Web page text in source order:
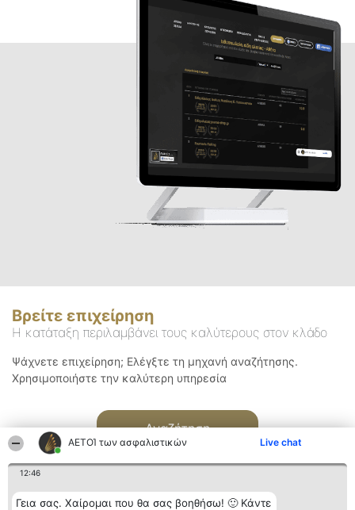
ΑΕΤΟΊ των ασφαλιστικών Live chat
12:46
Γεια σας. Χαίρομαι που θα σας βοηθήσω! 🙂 Κάντε
Βρείτε επιχείρηση
Η κατάταξη περιλαμβάνει τους καλύτερους στον κλάδο
Ψάχνετε επιχείρηση; Ελέγξτε τη μηχανή αναζήτησης.
Χρησιμοποιήστε την καλύτερη υπηρεσία
Αναζήτηση